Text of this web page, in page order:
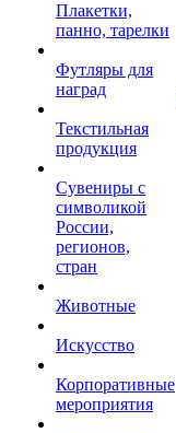
Плакетки,
панно, тарелки
Футляры для
наград
Текстильная
продукция
Сувениры с
символикой
России,
регионов,
стран
Животные
Искусство
Корпоративные
мероприятия